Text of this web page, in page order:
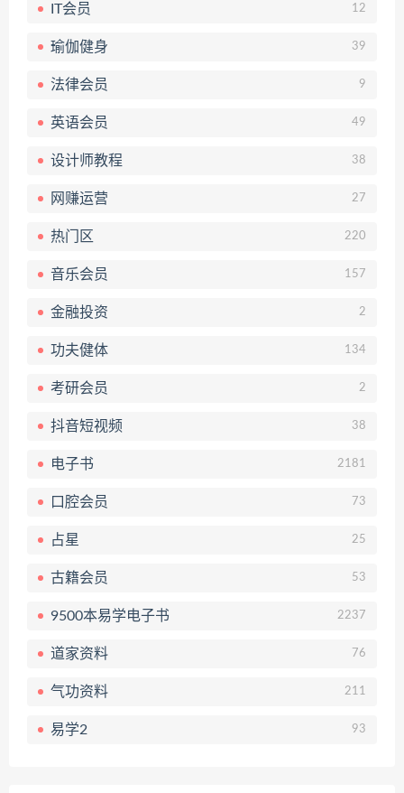
IT会员 12
瑜伽健身 39
法律会员 9
英语会员 49
设计师教程 38
网赚运营 27
热门区 220
音乐会员 157
金融投资 2
功夫健体 134
考研会员 2
抖音短视频 38
电子书 2181
口腔会员 73
占星 25
古籍会员 53
9500本易学电子书 2237
道家资料 76
气功资料 211
易学2 93